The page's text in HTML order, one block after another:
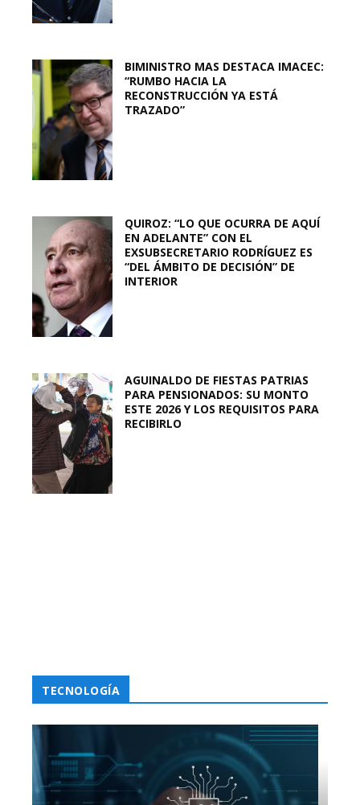
BIMINISTRO MAS DESTACA IMACEC:
“RUMBO HACIA LA
RECONSTRUCCIÓN YA ESTÁ
TRAZADO”
QUIROZ: “LO QUE OCURRA DE AQUÍ
EN ADELANTE” CON EL
EXSUBSECRETARIO RODRÍGUEZ ES
“DEL ÁMBITO DE DECISIÓN” DE
INTERIOR
AGUINALDO DE FIESTAS PATRIAS
PARA PENSIONADOS: SU MONTO
ESTE 2026 Y LOS REQUISITOS PARA
RECIBIRLO
TECNOLOGÍA